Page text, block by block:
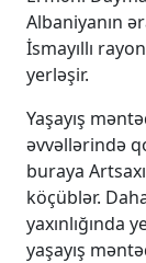
Albaniyanın
İsmayıllı
yerləşir.
Yaşayış
əvvəllərində
buraya
köçüblər.
yaxınlığında
yaşayış